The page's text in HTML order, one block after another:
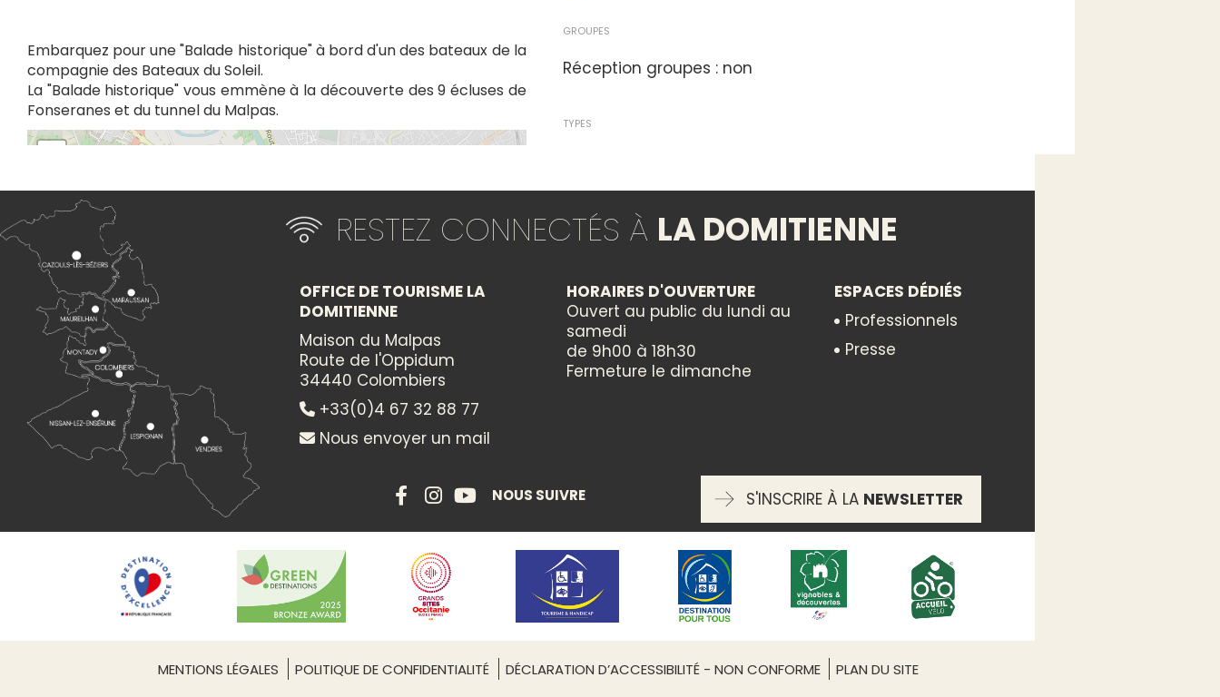
Embarquez pour une "Balade historique" à bord d'un des bateaux de la
compagnie des Bateaux du Soleil.
La "Balade historique" vous emmène à la découverte des 9 écluses de
Fonseranes et du tunnel du Malpas.
Itinéraire vers
LES BATEAUX DU SOLEIL - BALADE HISTORIQUE
Leaflet| © OpenStreetMap
GROUPES
Réception groupes : non
TYPES
THÈMES
PRESTATAIRE
LES BATEAUX DU SOLEIL - BÉZIERS
Equipements de loisirs
Découvrez autour de Béziers une variété des plus prestigieux ouvrages de navigation construits
par l’homme : les 9 écluses de Fonseranes, le Pont-Canal au dessus de l’Orb et le Tunnel du
Malpas. En journée avec repas préparé à bord ou en simple promenade d’1h30.
RESTEZ CONNECTÉS À LA DOMITIENNE
OFFICE DE TOURISME LA
DOMITIENNE
Maison du Malpas
Route de l'Oppidum
34440 Colombiers
+33(0)4 67 32 88 77
Nous envoyer un mail
HORAIRES D'OUVERTURE
Ouvert au public du lundi au
samedi
de 9h00 à 18h30
Fermeture le dimanche
ESPACES DÉDIÉS
Professionnels
Presse
NOUS SUIVRE S'INSCRIRE À LA NEWSLETTER
MENTIONS LÉGALES POLITIQUE DE CONFIDENTIALITÉ DÉCLARATION D’ACCESSIBILITÉ - NON CONFORME PLAN DU SITE